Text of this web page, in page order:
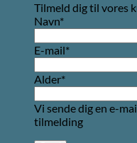
Tilmeld dig til vores
Navn*
E-mail*
Alder*
Vi sende dig en e-
tilmelding